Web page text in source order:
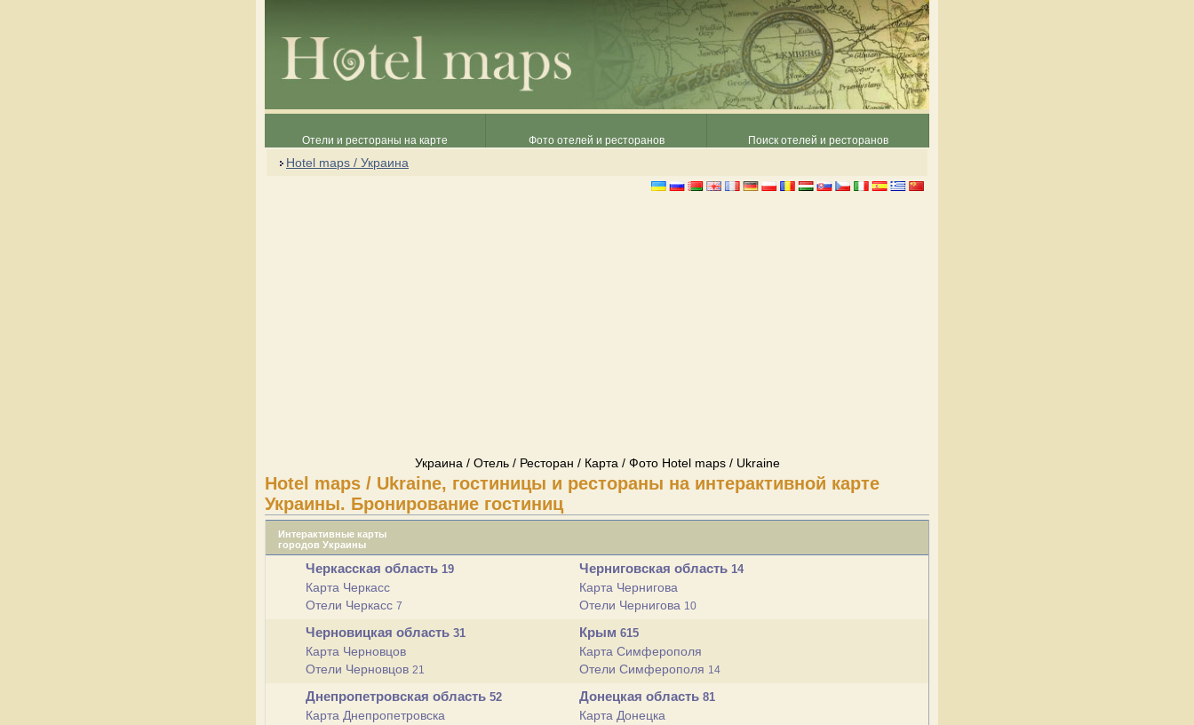
Отели и рестораны на карте Фото отелей и ресторанов Поиск отелей и ресторанов
Hotel maps / Украина
Украина / Отель / Ресторан / Карта / Фото Hotel maps / Ukraine
Hotel maps / Ukraine, гостиницы и рестораны на интерактивной карте
Украины. Бронирование гостиниц
Интерактивные карты
городов Украины
Черкасская область 19
Карта Черкасс
Отели Черкасс 7
Черниговская область 14
Карта Чернигова
Отели Чернигова 10
Черновицкая область 31
Карта Черновцов
Отели Черновцов 21
Крым 615
Карта Симферополя
Отели Симферополя 14
Днепропетровская область 52
Карта Днепропетровска
Донецкая область 81
Карта Донецка